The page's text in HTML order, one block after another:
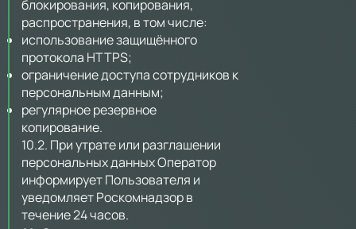
блокирования, копирования,
распространения, в том числе:
использование защищённого
протокола HTTPS;
ограничение доступа сотрудников к
персональным данным;
регулярное резервное
копирование.
10.2. При утрате или разглашении
персональных данных Оператор
информирует Пользователя и
уведомляет Роскомнадзор в
течение 24 часов.